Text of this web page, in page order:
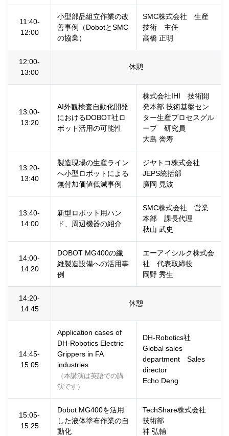
11:40-
12:00
小型部品組立作業の改
善事例（DobotとSMC
の協業）
SMC株式会社 生産
技術 主任
高橋 正明
12:00-
13:00
休憩
13:00-
13:20
AI外観検査自動化開発
におけるDOBOT社ロ
ボット活用の可能性
株式会社IHI 技術開
発本部 技術基盤セン
ター生産プロセスグル
ープ 研究員
大島 誉寿
13:20-
13:40
製造現場の生産ライン
へ小型ロボットによる
無付加価値低減事例
ジヤトコ株式会社
JEPS統括部
廣岡 見波
13:40-
14:00
新型ロボット用ハン
ド、周辺機器の紹介
SMC株式会社 営業
本部 課長代理
秋山 武史
14:00-
14:20
DOBOT MG400の繊
維製造設備への活用事
例
エーアイシルク株式会
社 代表取締役
岡野 秀生
14:20-
14:45
休憩
14:45-
15:05
Application cases of
DH-Robotics Electric
Grippers in FA
industries
（本講演は英語での講
演です）
DH-Robotics社
Global sales
department Sales
director
Echo Deng
15:05-
15:25
Dobot MG400を活用
した液体塗布作業の自
動化
TechShare株式会社
技術部
神 弘輔